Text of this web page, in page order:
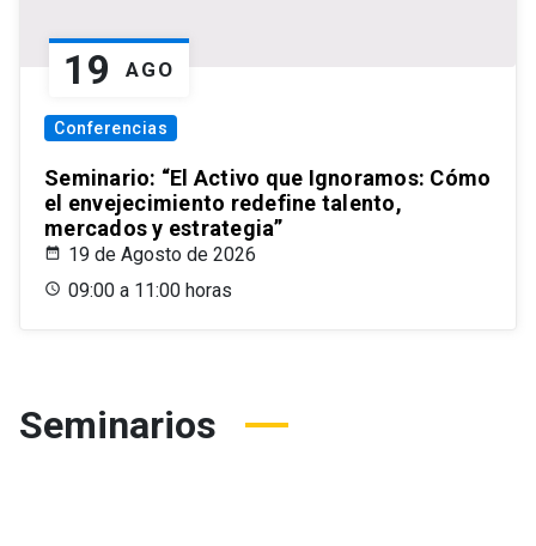
19 AGO
Conferencias
Seminario: “El Activo que Ignoramos: Cómo
el envejecimiento redefine talento,
mercados y estrategia”
19 de Agosto de 2026
09:00 a 11:00 horas
Seminarios